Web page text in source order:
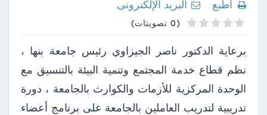
اطبع
البريد الإلكترونى
1
2
3
4
5 (0 تصويتات)
برعاية الدكتور ناصر الجيزاوي رئيس جامعة بنها ،
نظم قطاع خدمة المجتمع وتنمية البيئة بالتنسيق مع
الوحدة المركزية للأزمات والكوارث بالجامعة ، دورة
تدريبية لتدريب العاملين بالجامعة على برنامج أعضاء